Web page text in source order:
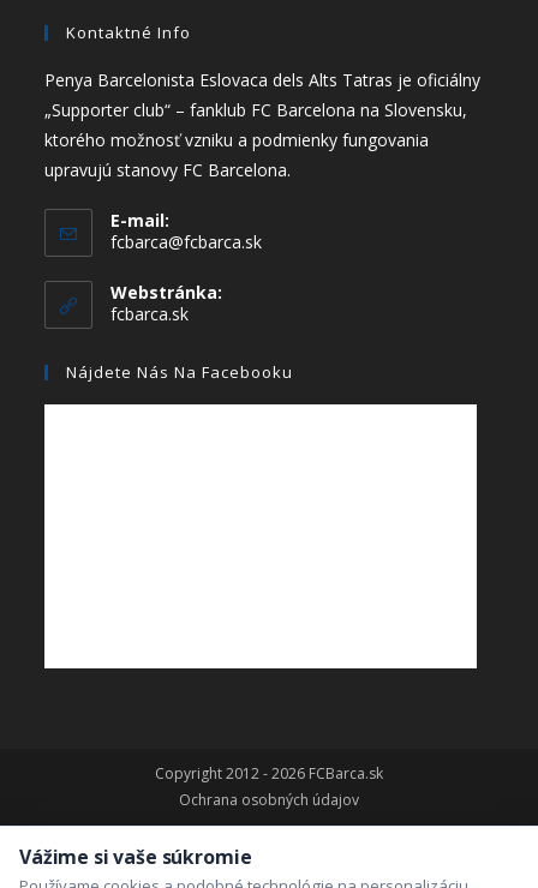
Kontaktné Info
Penya Barcelonista Eslovaca dels Alts Tatras je oficiálny
„Supporter club“ – fanklub FC Barcelona na Slovensku,
ktorého možnosť vzniku a podmienky fungovania
upravujú stanovy FC Barcelona.
E-mail:
fcbarca@fcbarca.sk
Webstránka:
fcbarca.sk
Nájdete Nás Na Facebooku
Copyright 2012 - 2026 FCBarca.sk
Ochrana osobných údajov
Vážime si vaše súkromie